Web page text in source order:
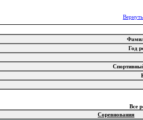
Год
Все
Соревнования